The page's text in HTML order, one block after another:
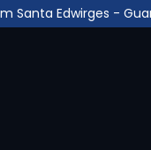
Santa Edwirges -